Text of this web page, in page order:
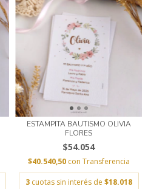
ESTAMPITA BAUTISMO OLIVIA
FLORES
$54.054
$40.540,50 con Transferencia
3 cuotas sin interés de $18.018